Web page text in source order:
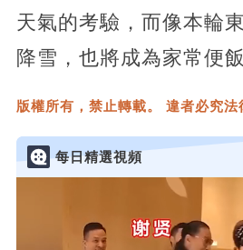
天氣的考驗，而像本輪
降雪，也將成為家常便飯
版權所有，禁止轉載。 違者必究法
每日精選視頻